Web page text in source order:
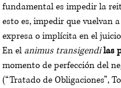
fundamental es impedir la
esto es, impedir que vuelvan
expresa o implícita en el
En el animus transigendilas
momento de perfección del
(“Tratado de Obligaciones”,